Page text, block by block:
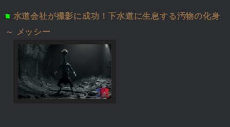
■ 水道会社が撮影に成功！下水道に生息する汚物の化身
～ メッシー